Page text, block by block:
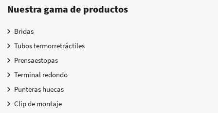
Nuestra gama de productos
Bridas
Tubos termorretráctiles
Prensaestopas
Terminal redondo
Punteras huecas
Clip de montaje